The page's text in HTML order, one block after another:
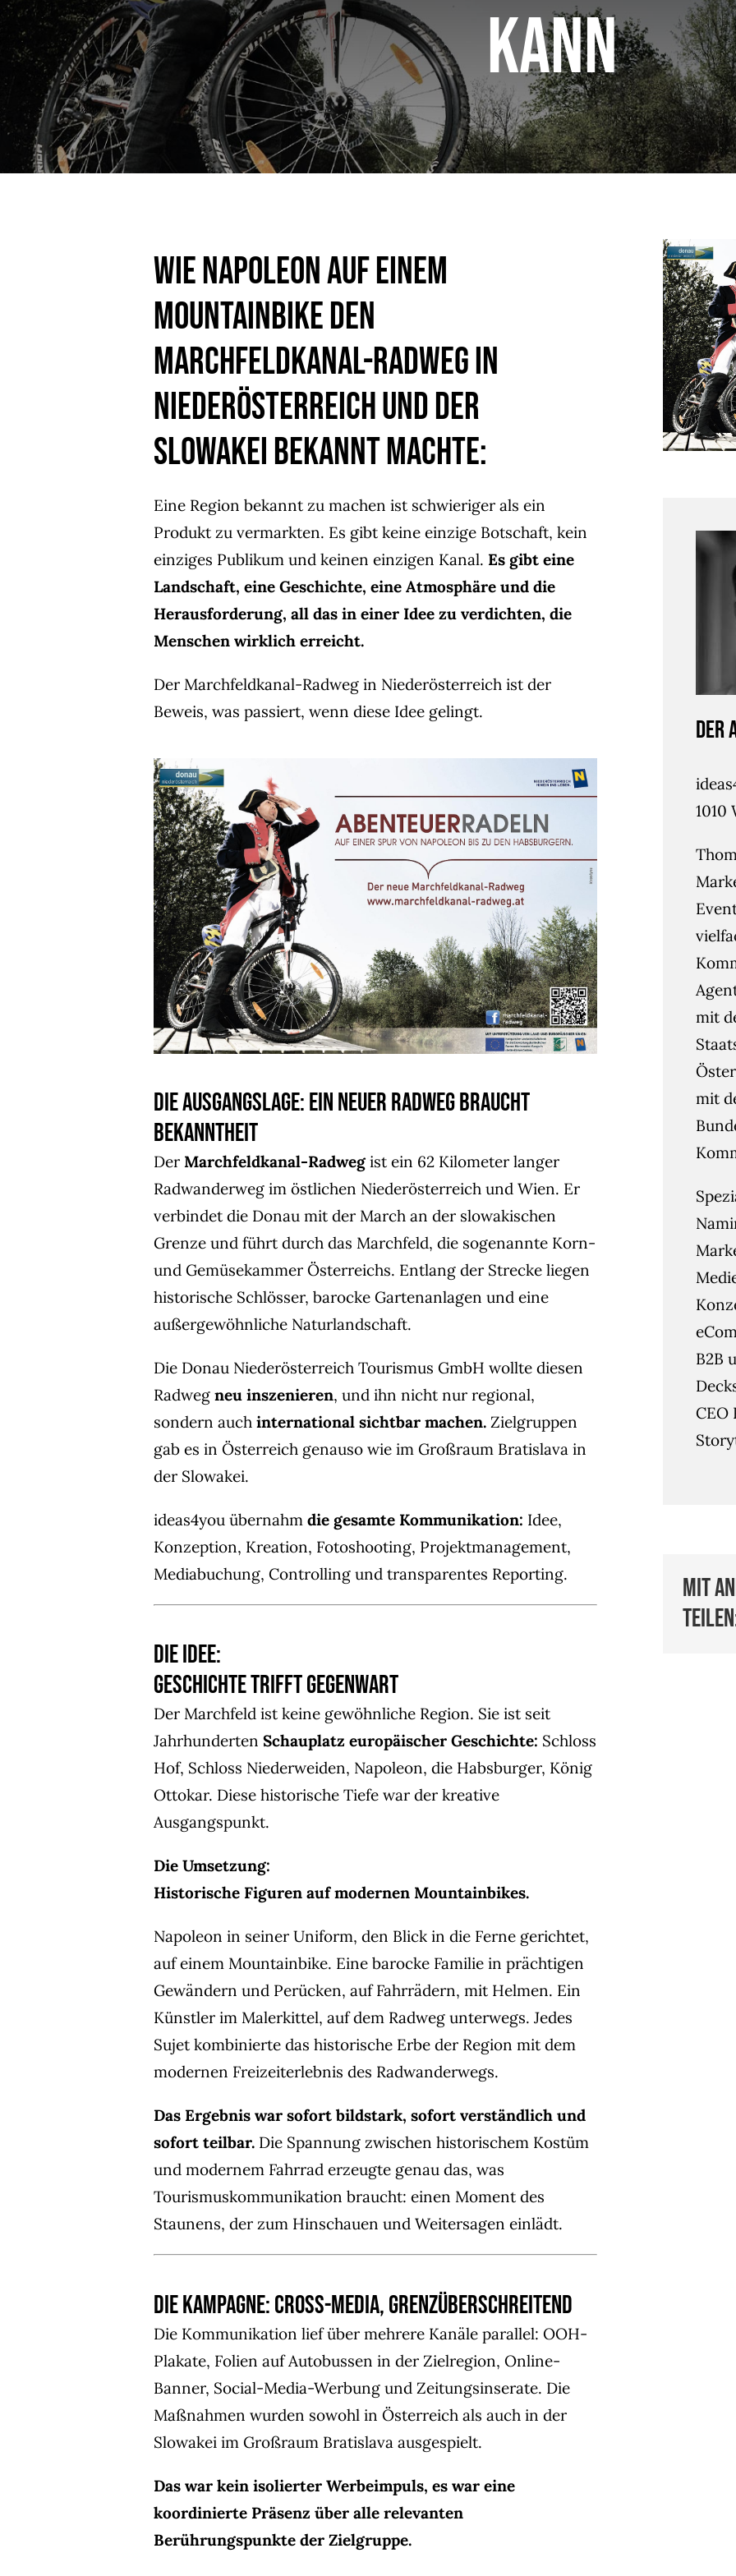
kann
Wie Napoleon auf einem
Mountainbike den
Marchfeldkanal-Radweg in
Niederösterreich und der
Slowakei bekannt machte:
Eine Region bekannt zu machen ist schwieriger als ein
Produkt zu vermarkten. Es gibt keine einzige Botschaft, kein
einziges Publikum und keinen einzigen Kanal. Es gibt eine
Landschaft, eine Geschichte, eine Atmosphäre und die
Herausforderung, all das in einer Idee zu verdichten, die
Menschen wirklich erreicht.
Der Marchfeldkanal-Radweg in Niederösterreich ist der
Beweis, was passiert, wenn diese Idee gelingt.
Die Ausgangslage: Ein neuer Radweg braucht
Bekanntheit
Der Marchfeldkanal-Radwegist ein 62 Kilometer langer
Radwanderweg im östlichen Niederösterreich und Wien. Er
verbindet die Donau mit der March an der slowakischen
Grenze und führt durch das Marchfeld, die sogenannte Korn-
und Gemüsekammer Österreichs. Entlang der Strecke liegen
historische Schlösser, barocke Gartenanlagen und eine
außergewöhnliche Naturlandschaft.
Die Donau Niederösterreich Tourismus GmbH wollte diesen
Radweg neu inszenieren, und ihn nicht nur regional,
sondern auch international sichtbar machen.Zielgruppen
gab es in Österreich genauso wie im Großraum Bratislava in
der Slowakei.
ideas4you übernahm die gesamte Kommunikation: Idee,
Konzeption, Kreation, Fotoshooting, Projektmanagement,
Mediabuchung, Controlling und transparentes Reporting.
Die Idee:
Geschichte trifft Gegenwart
Der Marchfeld ist keine gewöhnliche Region. Sie ist seit
Jahrhunderten Schauplatz europäischer Geschichte: Schloss
Hof, Schloss Niederweiden, Napoleon, die Habsburger, König
Ottokar. Diese historische Tiefe war der kreative
Ausgangspunkt.
Die Umsetzung:
Historische Figuren auf modernen Mountainbikes.
Napoleon in seiner Uniform, den Blick in die Ferne gerichtet,
auf einem Mountainbike. Eine barocke Familie in prächtigen
Gewändern und Perücken, auf Fahrrädern, mit Helmen. Ein
Künstler im Malerkittel, auf dem Radweg unterwegs. Jedes
Sujet kombinierte das historische Erbe der Region mit dem
modernen Freizeiterlebnis des Radwanderwegs.
Das Ergebnis war sofort bildstark, sofort verständlich und
sofort teilbar.Die Spannung zwischen historischem Kostüm
und modernem Fahrrad erzeugte genau das, was
Tourismuskommunikation braucht: einen Moment des
Staunens, der zum Hinschauen und Weitersagen einlädt.
Die Kampagne: Cross-Media, grenzüberschreitend
Die Kommunikation lief über mehrere Kanäle parallel: OOH-
Plakate, Folien auf Autobussen in der Zielregion, Online-
Banner, Social-Media-Werbung und Zeitungsinserate. Die
Maßnahmen wurden sowohl in Österreich als auch in der
Slowakei im Großraum Bratislava ausgespielt.
Das war kein isolierter Werbeimpuls, es war eine
koordinierte Präsenz über alle relevanten
Berührungspunkte der Zielgruppe.
Der
1010
mit
mit
B2B
CEO
Mit